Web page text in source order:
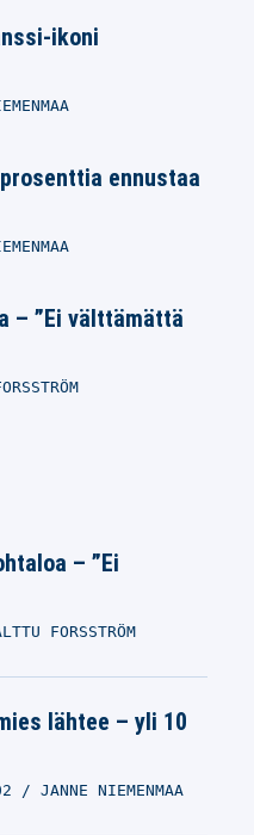
ikoni
ennustaa
– ”Ei välttämättä
– ”Ei
FORSSTRÖM
lähtee – yli 10
JANNE NIEMENMAA